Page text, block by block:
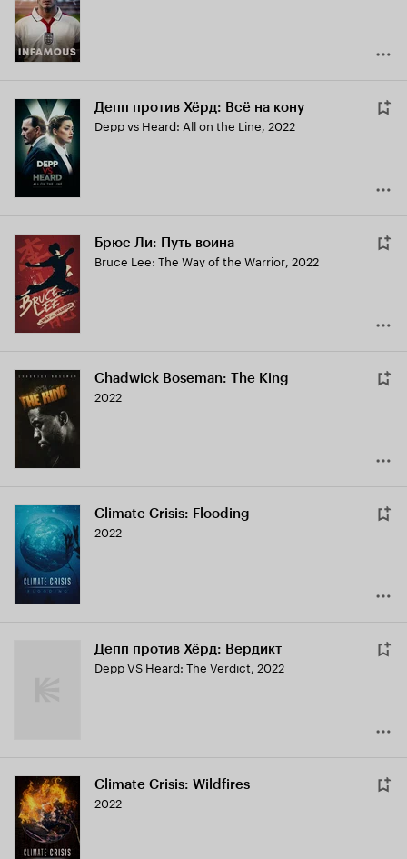
Депп против Хёрд: Всё на кону
Depp vs Heard: All on the Line, 2022
Брюс Ли: Путь воина
Bruce Lee: The Way of the Warrior, 2022
Chadwick Boseman: The King
2022
Climate Crisis: Flooding
2022
Депп против Хёрд: Вердикт
Depp VS Heard: The Verdict, 2022
Climate Crisis: Wildfires
2022